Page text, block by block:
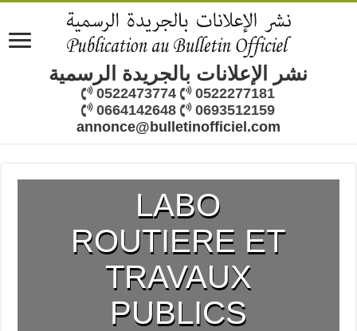
نشر الإعلانات بالجريدة الرسمية
0522473774
0522277181
0664142648
0693512159
annonce@bulletinofficiel.com
LABO
ROUTIERE ET
TRAVAUX
PUBLICS